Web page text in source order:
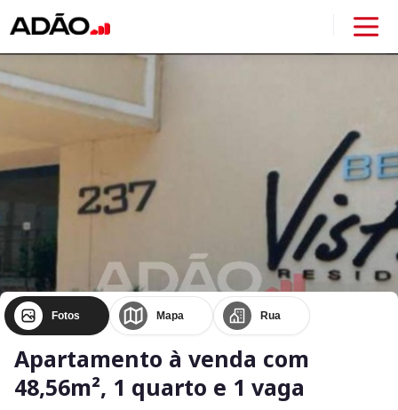
Fotos Mapa Rua
Apartamento à venda com
48,56m², 1 quarto e 1 vaga